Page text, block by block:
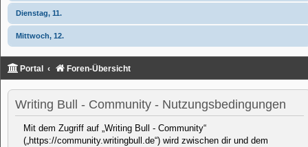
Dienstag, 11.
Mittwoch, 12.
Portal Foren-Übersicht
Writing Bull - Community - Nutzungsbedingungen
Mit dem Zugriff auf „Writing Bull - Community“
(„https://community.writingbull.de“) wird zwischen dir und dem